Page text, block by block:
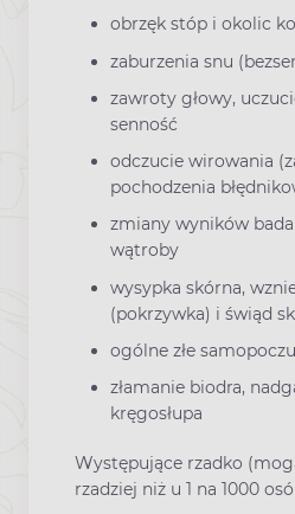
obrzęk stóp i okolic
zaburzenia snu
zawroty głowy,
senność
odczucie wirowania
pochodzenia
zmiany wyników
wątroby
wysypka skórna,
(pokrzywka) i świąd
ogólne złe
złamanie biodra,
kręgosłupa
Występujące rzadko
rzadziej niż u 1 na 1000